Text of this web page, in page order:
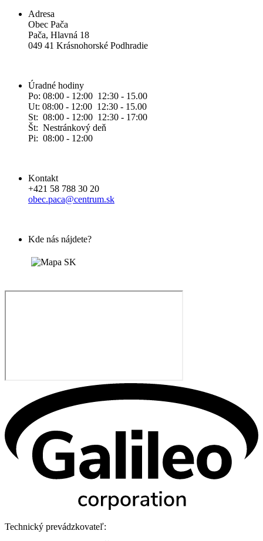
Adresa
Obec Pača
Pača, Hlavná 18
049 41 Krásnohorské Podhradie
Úradné hodiny
Po: 08:00 - 12:00 12:30 - 15.00
Ut: 08:00 - 12:00 12:30 - 15.00
St: 08:00 - 12:00 12:30 - 17:00
Št: Nestránkový deň
Pi: 08:00 - 12:00
Kontakt
+421 58 788 30 20
obec.paca@centrum.sk
Kde nás nájdete?
Technický prevádzkovateľ: